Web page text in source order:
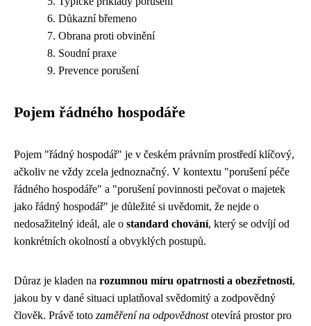
Důkazní břemeno
Obrana proti obvinění
Soudní praxe
Prevence porušení
Pojem řádného hospodáře
Pojem "řádný hospodář" je v českém právním prostředí klíčový,
ačkoliv ne vždy zcela jednoznačný. V kontextu "porušení péče
řádného hospodáře" a "porušení povinnosti pečovat o majetek
jako řádný hospodář" je důležité si uvědomit, že nejde o
nedosažitelný ideál, ale o standard chování, který se odvíjí od
konkrétních okolností a obvyklých postupů.
Důraz je kladen na rozumnou míru opatrnosti a obezřetnosti,
jakou by v dané situaci uplatňoval svědomitý a zodpovědný
člověk. Právě toto zaměření na odpovědnostotevírá prostor pro